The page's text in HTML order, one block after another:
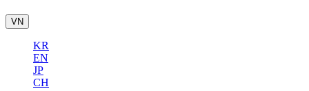
VN
KR
EN
JP
CH